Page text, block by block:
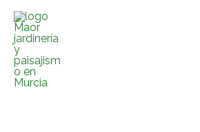
contenido